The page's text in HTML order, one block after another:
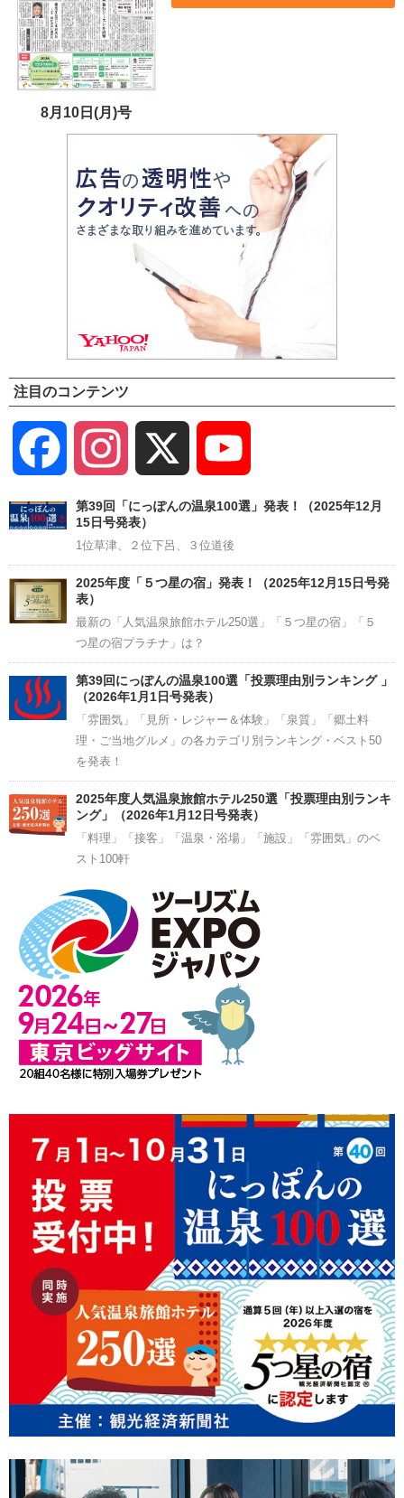
8月10日(月)号
注目のコンテンツ
Facebook Instagram
Channel
第39回「にっぽんの温泉100選」発表！（2025年12月
15日号発表）
1位草津、２位下呂、３位道後
2025年度「５つ星の宿」発表！（2025年12月15日号発
表）
最新の「人気温泉旅館ホテル250選」「５つ星の宿」「５
つ星の宿プラチナ」は？
第39回にっぽんの温泉100選「投票理由別ランキング 」
（2026年1月1日号発表）
「雰囲気」「見所・レジャー＆体験」「泉質」「郷土料
理・ご当地グルメ」の各カテゴリ別ランキング・ベスト50
を発表！
2025年度人気温泉旅館ホテル250選「投票理由別ランキ
ング」（2026年1月12日号発表）
「料理」「接客」「温泉・浴場」「施設」「雰囲気」のベ
スト100軒